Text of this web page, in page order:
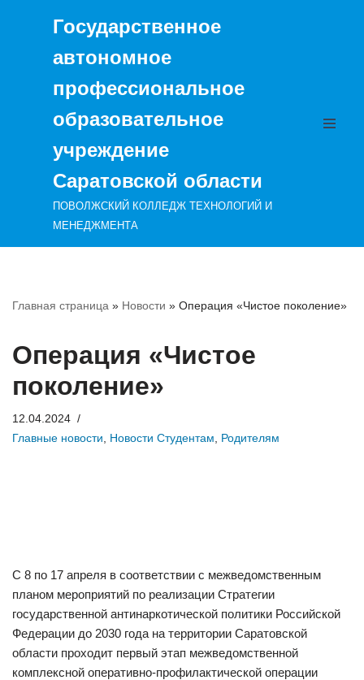
содержимому
Государственное
автономное
профессиональное
образовательное
учреждение
Саратовской области
ПОВОЛЖСКИЙ КОЛЛЕДЖ ТЕХНОЛОГИЙ И
МЕНЕДЖМЕНТА
Главная страница » Новости » Операция «Чистое поколение»
Операция «Чистое
поколение»
12.04.2024
Главные новости, Новости Студентам, Родителям
С 8 по 17 апреля в соответствии с межведомственным
планом мероприятий по реализации Стратегии
государственной антинаркотической политики Российской
Федерации до 2030 года на территории Саратовской
области проходит первый этап межведомственной
комплексной оперативно-профилактической операции